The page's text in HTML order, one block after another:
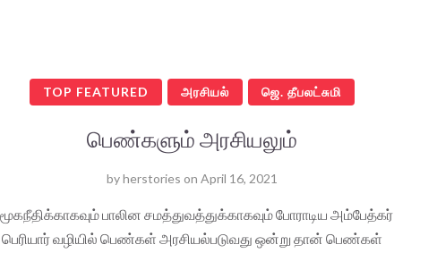
TOP FEATURED அரசியல் ஜெ. தீபலட்சுமி
பெண்களும் அரசியலும்
byherstories on April 16, 2021
பாலின சமத்துவத்துக்காகவும் போராடிய அம்பேத்கர்
பெரியார் வழியில் பெண்கள் அரசியல்படுவது ஒன்று தான் பெண்கள்